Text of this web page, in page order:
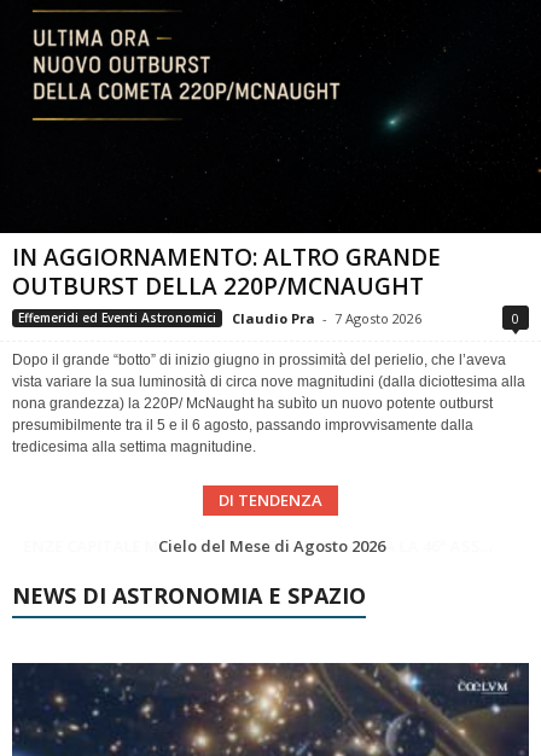
IN AGGIORNAMENTO: ALTRO GRANDE
OUTBURST DELLA 220P/MCNAUGHT
Effemeridi ed Eventi Astronomici Claudio Pra - 7 Agosto 2026 0
Dopo il grande “botto” di inizio giugno in prossimità del perielio, che l’aveva
vista variare la sua luminosità di circa nove magnitudini (dalla diciottesima alla
nona grandezza) la 220P/ McNaught ha subìto un nuovo potente outburst
presumibilmente tra il 5 e il 6 agosto, passando improvvisamente dalla
tredicesima alla settima magnitudine.
DI TENDENZA
SUPERNOVAE aggiornamenti del mese – Agosto 2026
NEWS DI ASTRONOMIA E SPAZIO